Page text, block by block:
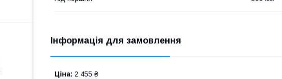
Інформація для замовлення
Ціна: 2 455 ₴